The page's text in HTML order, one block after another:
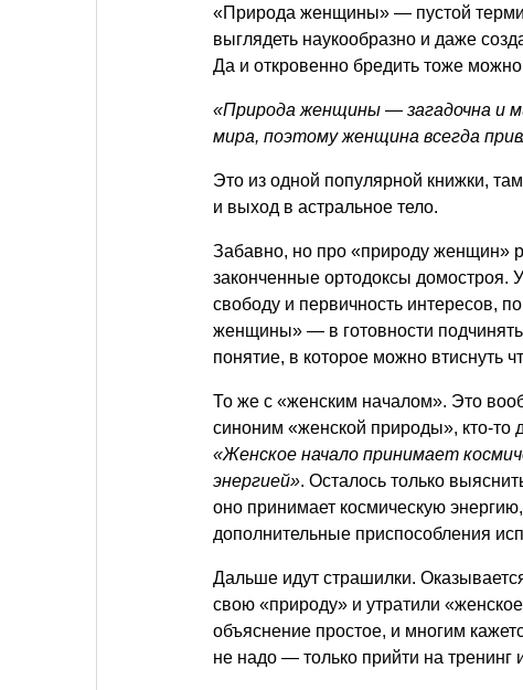
«Природа женщины» — пустой
выглядеть наукообразно и даже
Да и откровенно бредить тоже
«Природа женщины — загадочна и
мира, поэтому женщина всегда
Это из одной популярной книжки,
и выход в астральное тело.
Забавно, но про «природу женщин»
законченные ортодоксы
свободу и первичность интересов,
женщины» — в готовности
понятие, в которое можно втиснуть
То же с «женским началом». Это
синоним «женской природы», кто-
«Женское начало принимает
энергией». Осталось только
оно принимает космическую
дополнительные приспособления
Дальше идут страшилки.
свою «природу» и утратили
объяснение простое, и многим
не надо — только прийти на тренинг